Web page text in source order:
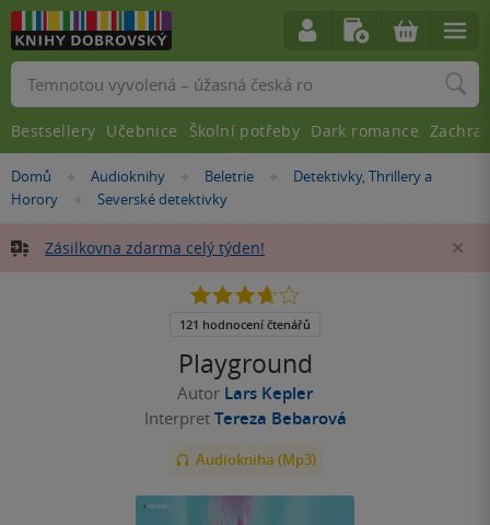
Nacházíte
se
Domů »Audioknihy »Beletrie »
Detektivky, Thrillery a
Horory
»
Severské detektivky
Zásilkovna zdarma celý týden!
Playground
Autor Lars Kepler
Interpret Tereza Bebarová
Audiokniha (Mp3)
3.7
5
121 hodnocení čtenářů
Vyhledávání
Bestsellery Učebnice Školní potřeby Dark romance